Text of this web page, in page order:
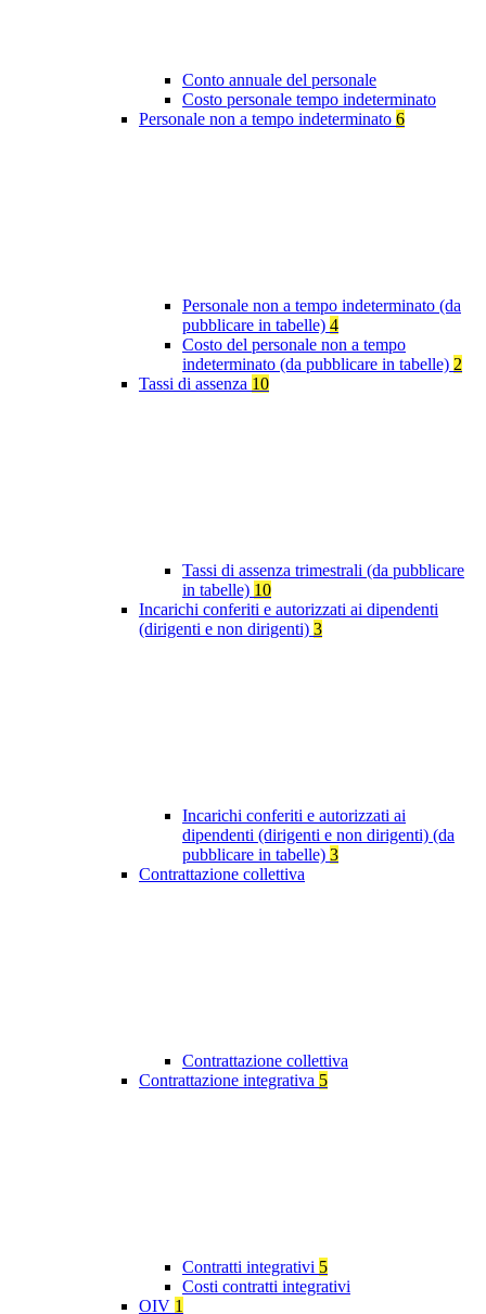
Conto annuale del personale
Costo personale tempo indeterminato
Personale non a tempo indeterminato 6
Personale non a tempo indeterminato (da
pubblicare in tabelle) 4
Costo del personale non a tempo
indeterminato (da pubblicare in tabelle) 2
Tassi di assenza 10
Tassi di assenza trimestrali (da pubblicare
in tabelle) 10
Incarichi conferiti e autorizzati ai dipendenti
(dirigenti e non dirigenti) 3
Incarichi conferiti e autorizzati ai
dipendenti (dirigenti e non dirigenti) (da
pubblicare in tabelle) 3
Contrattazione collettiva
Contrattazione collettiva
Contrattazione integrativa 5
Contratti integrativi 5
Costi contratti integrativi
OIV 1